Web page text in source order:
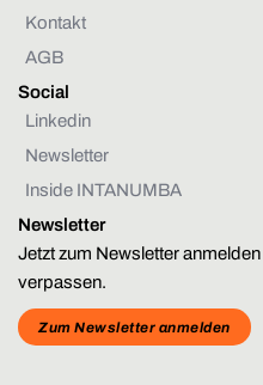
Kontakt
AGB
Social
Linkedin
Newsletter
Inside INTANUMBA
Newsletter
Jetzt zum Newsletter
verpassen.
Zum Newsletter anmelden